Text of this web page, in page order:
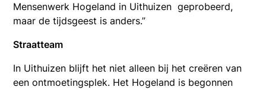
Mensenwerk Hogeland in Uithuizen geprobeerd,
maar de tijdsgeest is anders.”
Straatteam
In Uithuizen blijft het niet alleen bij het creëren van
een ontmoetingsplek. Het Hogeland is begonnen